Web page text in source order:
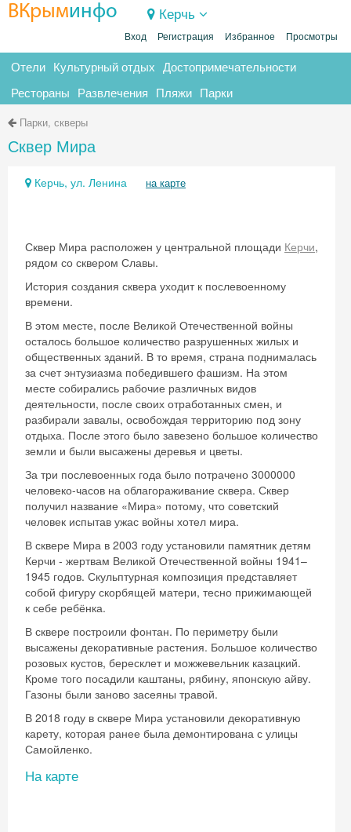
ВКрыминфо Керчь
Вход Регистрация Избранное Просмотры
Отели Культурный отдых Достопримечательности
Рестораны Развлечения Пляжи Парки
Парки, скверы
Сквер Мира
Керчь, ул. Ленина на карте
Сквер Мира расположен у центральной площади Керчи,
рядом со сквером Славы.
История создания сквера уходит к послевоенному
времени.
В этом месте, после Великой Отечественной войны
осталось большое количество разрушенных жилых и
общественных зданий. В то время, страна поднималась
за счет энтузиазма победившего фашизм. На этом
месте собирались рабочие различных видов
деятельности, после своих отработанных смен, и
разбирали завалы, освобождая территорию под зону
отдыха. После этого было завезено большое количество
земли и были высажены деревья и цветы.
За три послевоенных года было потрачено 3000000
человеко-часов на облагораживание сквера. Сквер
получил название «Мира» потому, что советский
человек испытав ужас войны хотел мира.
В сквере Мира в 2003 году установили памятник детям
Керчи - жертвам Великой Отечественной войны 1941–
1945 годов. Скульптурная композиция представляет
собой фигуру скорбящей матери, тесно прижимающей
к себе ребёнка.
В сквере построили фонтан. По периметру были
высажены декоративные растения. Большое количество
розовых кустов, бересклет и можжевельник казацкий.
Кроме того посадили каштаны, рябину, японскую айву.
Газоны были заново засеяны травой.
В 2018 году в сквере Мира установили декоративную
карету, которая ранее была демонтирована с улицы
Самойленко.
На карте